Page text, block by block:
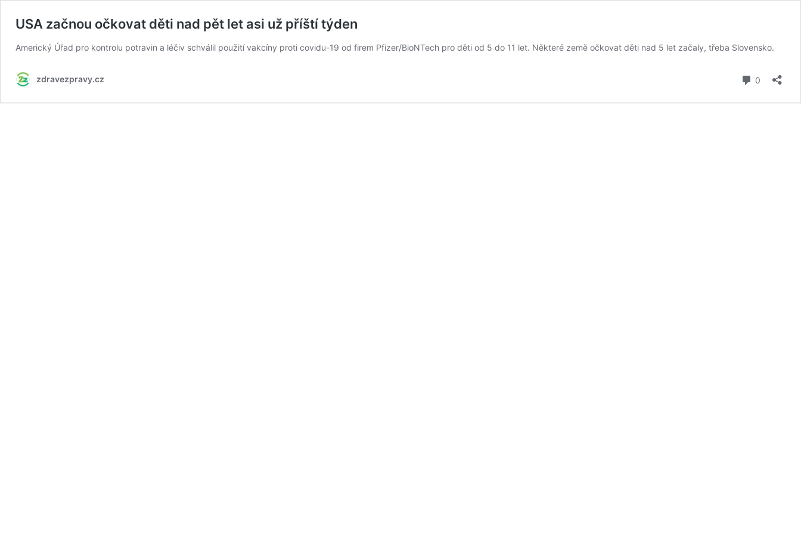
USA začnou očkovat děti nad pět let asi už příští týden
Americký Úřad pro kontrolu potravin a léčiv schválil použití vakcíny proti covidu-19 od firem Pfizer/BioNTech pro děti od 5 do 11 let. Některé země očkovat děti nad 5 let začaly, třeba Slovensko.
zdravezpravy.cz 0 komentářů